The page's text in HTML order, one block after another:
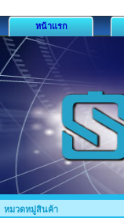
หน้าแรก
หมวดหมู่สินค้า